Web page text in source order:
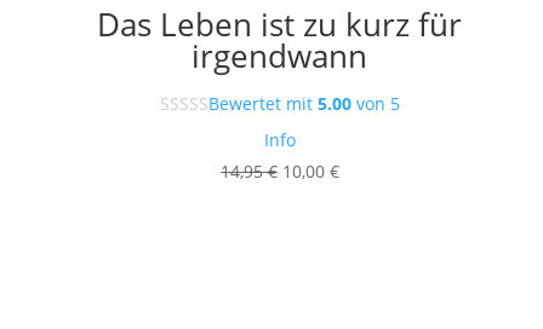
Das Leben ist zu kurz für
irgendwann
Bewertet mit 5.00von 5
Info
14,95€ Ursprünglicher
10,00 €Aktueller